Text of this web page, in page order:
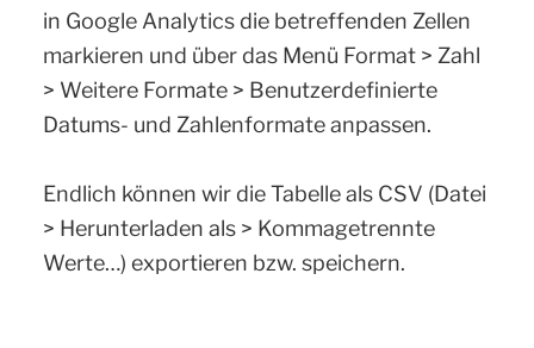
in Google Analytics die betreffenden Zellen
markieren und über das Menü Format > Zahl
> Weitere Formate > Benutzerdefinierte
Datums- und Zahlenformate anpassen.
Endlich können wir die Tabelle als CSV (Datei
> Herunterladen als > Kommagetrennte
Werte…) exportieren bzw. speichern.